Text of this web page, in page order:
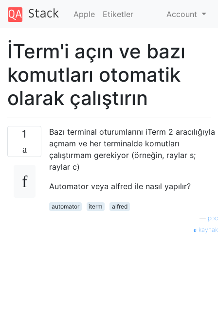
Apple Etiketler Account
İTerm'i açın ve bazı
komutları otomatik
olarak çalıştırın
1
Bazı terminal oturumlarını iTerm 2 aracılığıyla
açmam ve her terminalde komutları
çalıştırmam gerekiyor (örneğin, raylar s;
raylar c)
Automator veya alfred ile nasıl yapılır?
automator iterm
alfred
poc
kaynak